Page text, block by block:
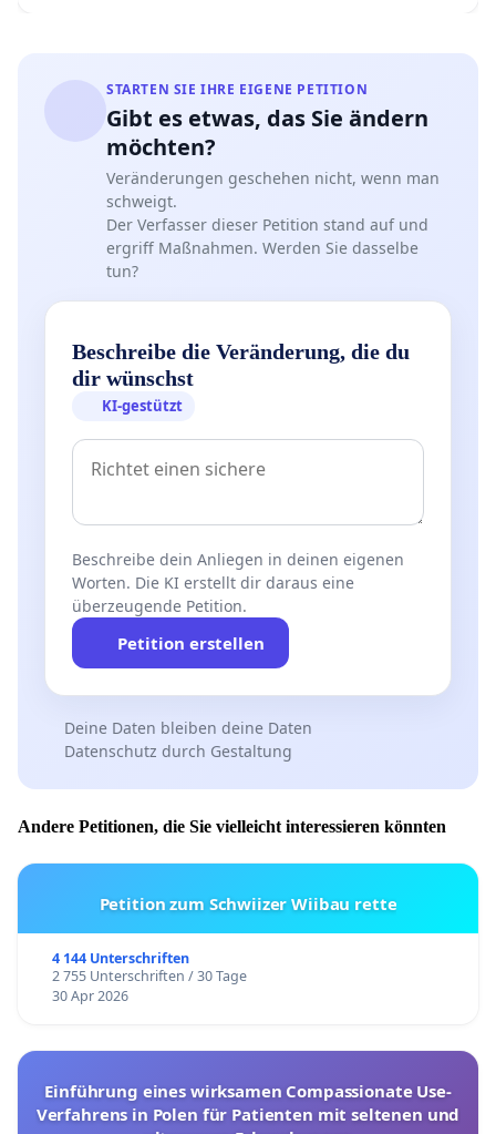
STARTEN SIE IHRE EIGENE PETITION
Gibt es etwas, das Sie ändern
möchten?
Veränderungen geschehen nicht, wenn man
schweigt.
Der Verfasser dieser Petition stand auf und
ergriff Maßnahmen. Werden Sie dasselbe
tun?
Beschreibe die Veränderung, die du
dir wünschst
KI-gestützt
Beschreibe dein Anliegen in deinen eigenen
Worten. Die KI erstellt dir daraus eine
überzeugende Petition.
Petition erstellen
Deine Daten bleiben deine Daten
Datenschutz durch Gestaltung
Andere Petitionen, die Sie vielleicht interessieren könnten
Petition zum Schwiizer Wiibau rette
4 144 Unterschriften
2 755 Unterschriften / 30 Tage
30 Apr 2026
Einführung eines wirksamen Compassionate Use-
Verfahrens in Polen für Patienten mit seltenen und